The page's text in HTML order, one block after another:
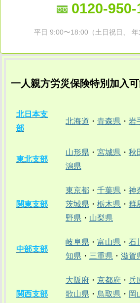
0120-950-
平日 9:00〜18:00（土日祝日、 年
一人親方労災保険特別加入
北日本支
部
北海道 ・ 青森県 ・ 岩
東北支部
山形県 ・ 宮城県 ・ 秋
潟県
関東支部
東京都 ・ 千葉県 ・ 神
茨城県 ・ 栃木県 ・ 群
野県 ・ 山梨県
中部支部
岐阜県 ・ 富山県 ・ 石
知県 ・ 三重県 ・ 滋賀
関西支部
大阪府 ・ 京都府 ・ 兵
歌山県 ・ 鳥取県 ・ 岡